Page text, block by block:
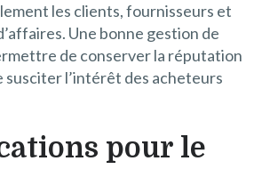
les clients, fournisseurs et
Une bonne gestion de
de conserver la réputation
susciter l’intérêt des acheteurs
pour le